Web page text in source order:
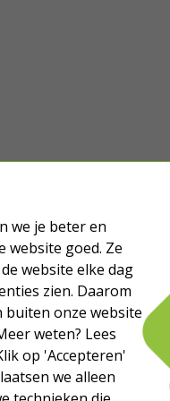
we je beter en
website goed. Ze
website elke dag
zien. Daarom
onze website
weten? Lees
op 'Accepteren'
we alleen